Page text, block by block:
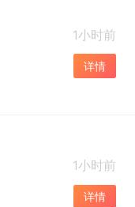
1小时前
详情
1小时前
详情